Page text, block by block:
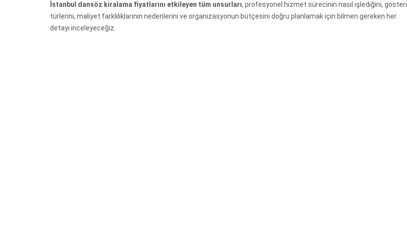
İstanbul dansöz kiralama fiyatlarını etkileyen tüm unsurları, profesyonel hizmet sürecinin nasıl işlediğini, gösteri
türlerini, maliyet farklılıklarının nedenlerini ve organizasyonun bütçesini doğru planlamak için bilmen gereken her
detayı inceleyeceğiz.